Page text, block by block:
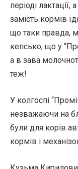
періоді
замість кормів
що таки правда,
кепсько, що у
а в зава
теж!
У колгоспі
незважаючи на
були для корів
кормів і